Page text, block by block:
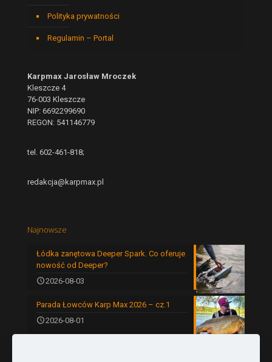
Polityka prywatności
Regulamin – Portal
Karpmax Jarosław Mroczek
Kleszcze 4
76-003 Kleszcze
NIP: 6692299690
REGON: 541146779
tel. 602-461-818;
redakcja@karpmax.pl
Najnowsze
Łódka zanętowa Deeper Spark. Co oferuje
nowość od Deeper?
2026-08-03
Parada Łowców Karp Max 2026 – cz.1
2026-08-01